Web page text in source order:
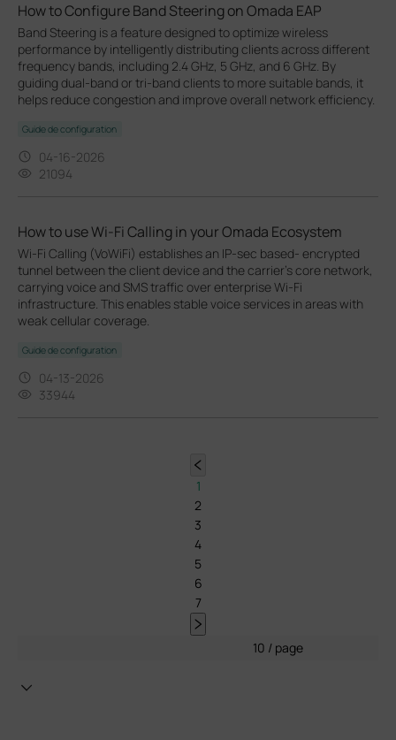
How to Configure Band Steering on Omada EAP
Band Steering is a feature designed to optimize wireless
performance by intelligently distributing clients across different
frequency bands, including 2.4 GHz, 5 GHz, and 6 GHz. By
guiding dual-band or tri-band clients to more suitable bands, it
helps reduce congestion and improve overall network efficiency.
Guide de configuration
04-16-2026
21094
How to use Wi-Fi Calling in your Omada Ecosystem
Wi-Fi Calling (VoWiFi) establishes an IP-sec based‑ encrypted
tunnel between the client device and the carrier’s core network,
carrying voice and SMS traffic over enterprise Wi-Fi
infrastructure. This enables stable voice services in areas with
weak cellular coverage.
Guide de configuration
04-13-2026
33944
1
2
3
4
5
6
7
10 / page